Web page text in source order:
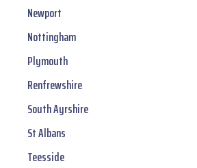
Newport
Nottingham
Plymouth
Renfrewshire
South Ayrshire
St Albans
Teesside